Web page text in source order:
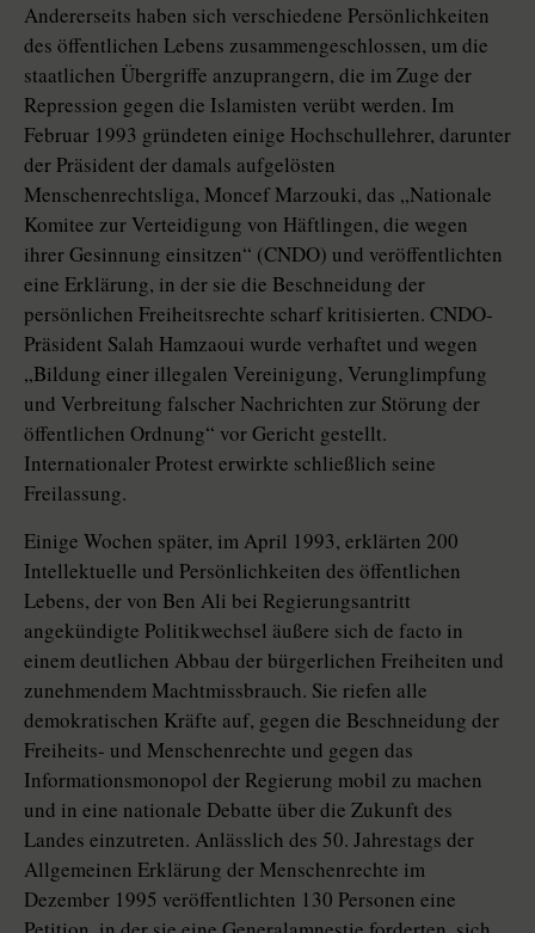
Andererseits haben sich verschiedene Persönlichkeiten
des öffentlichen Lebens zusammengeschlossen, um die
staatlichen Übergriffe anzuprangern, die im Zuge der
Repression gegen die Islamisten verübt werden. Im
Februar 1993 gründeten einige Hochschullehrer, darunter
der Präsident der damals aufgelösten
Menschenrechtsliga, Moncef Marzouki, das „Nationale
Komitee zur Verteidigung von Häftlingen, die wegen
ihrer Gesinnung einsitzen“ (CNDO) und veröffentlichten
eine Erklärung, in der sie die Beschneidung der
persönlichen Freiheitsrechte scharf kritisierten. CNDO-
Präsident Salah Hamzaoui wurde verhaftet und wegen
„Bildung einer illegalen Vereinigung, Verunglimpfung
und Verbreitung falscher Nachrichten zur Störung der
öffentlichen Ordnung“ vor Gericht gestellt.
Internationaler Protest erwirkte schließlich seine
Freilassung.
Einige Wochen später, im April 1993, erklärten 200
Intellektuelle und Persönlichkeiten des öffentlichen
Lebens, der von Ben Ali bei Regierungsantritt
angekündigte Politikwechsel äußere sich de facto in
einem deutlichen Abbau der bürgerlichen Freiheiten und
zunehmendem Machtmissbrauch. Sie riefen alle
demokratischen Kräfte auf, gegen die Beschneidung der
Freiheits- und Menschenrechte und gegen das
Informationsmonopol der Regierung mobil zu machen
und in eine nationale Debatte über die Zukunft des
Landes einzutreten. Anlässlich des 50. Jahrestags der
Allgemeinen Erklärung der Menschenrechte im
Dezember 1995 veröffentlichten 130 Personen eine